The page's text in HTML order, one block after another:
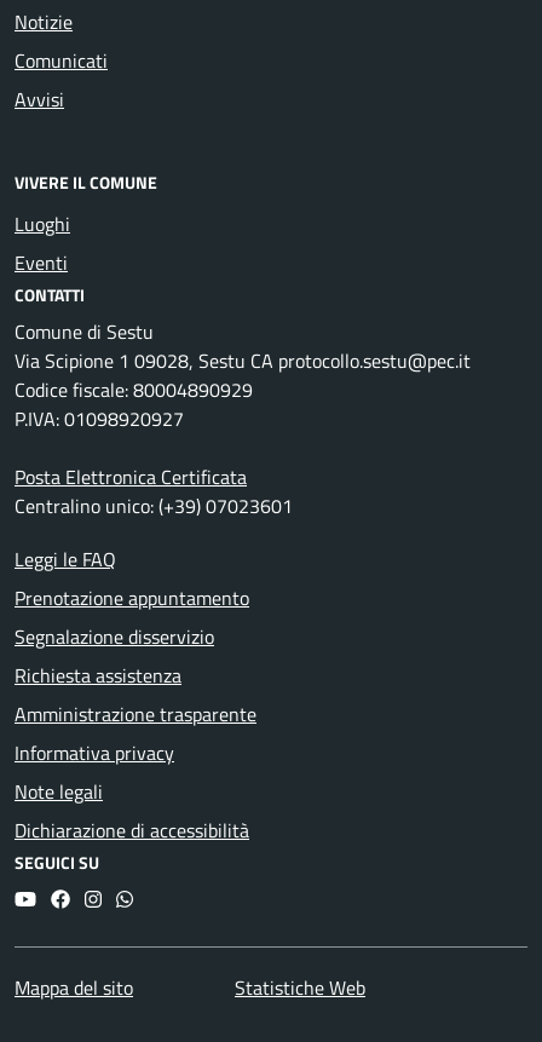
Notizie
Comunicati
Avvisi
VIVERE IL COMUNE
Luoghi
Eventi
CONTATTI
Comune di Sestu
Via Scipione 1 09028, Sestu CA protocollo.sestu@pec.it
Codice fiscale: 80004890929
P.IVA: 01098920927
Posta Elettronica Certificata
Centralino unico: (+39) 07023601
Leggi le FAQ
Prenotazione appuntamento
Segnalazione disservizio
Richiesta assistenza
Amministrazione trasparente
Informativa privacy
Note legali
Dichiarazione di accessibilità
SEGUICI SU
YouTubeFacebookInstagram
Whatsapp
Mappa del sito Statistiche Web